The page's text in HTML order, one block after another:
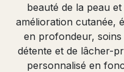
beauté de la peau
amélioration cutanée,
en profondeur, soins
détente et de lâcher-
personnalisé en